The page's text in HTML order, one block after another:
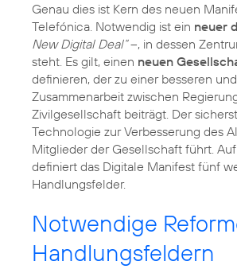
Genau dies ist Kern des neuen
Telefónica. Notwendig ist ein neuer
New Digital Deal“–, in dessen
steht. Es gilt, einen neuen
definieren, der zu einer besseren
Zusammenarbeit zwischen
Zivilgesellschaft beiträgt. Der
Technologie zur Verbesserung des
Mitglieder der Gesellschaft führt.
definiert das Digitale Manifest fünf
Handlungsfelder.
Notwendige
Handlungsfeldern